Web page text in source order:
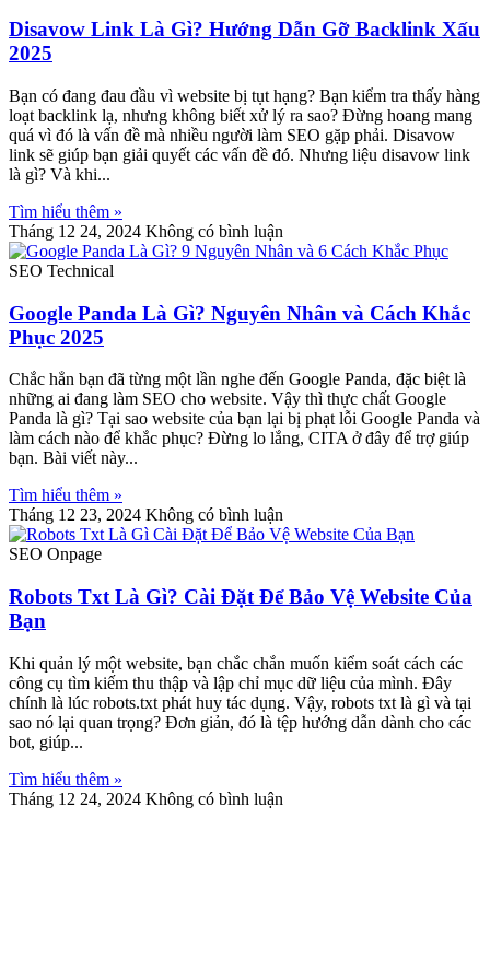
Disavow Link Là Gì? Hướng Dẫn Gỡ Backlink Xấu
2025
Bạn có đang đau đầu vì website bị tụt hạng? Bạn kiểm tra thấy hàng
loạt backlink lạ, nhưng không biết xử lý ra sao? Đừng hoang mang
quá vì đó là vấn đề mà nhiều người làm SEO gặp phải. Disavow
link sẽ giúp bạn giải quyết các vấn đề đó. Nhưng liệu disavow link
là gì? Và khi
Tìm hiểu thêm »
Tháng 12 24, 2024 Không có bình luận
SEO Technical
Google Panda Là Gì? Nguyên Nhân và Cách Khắc
Phục 2025
Chắc hẳn bạn đã từng một lần nghe đến Google Panda, đặc biệt là
những ai đang làm SEO cho website. Vậy thì thực chất Google
Panda là gì? Tại sao website của bạn lại bị phạt lỗi Google Panda và
làm cách nào để khắc phục? Đừng lo lắng, CITA ở đây để trợ giúp
bạn. Bài viết này
Tìm hiểu thêm »
Tháng 12 23, 2024 Không có bình luận
SEO Onpage
Robots Txt Là Gì? Cài Đặt Để Bảo Vệ Website Của
Bạn
Khi quản lý một website, bạn chắc chắn muốn kiểm soát cách các
công cụ tìm kiếm thu thập và lập chỉ mục dữ liệu của mình. Đây
chính là lúc robots.txt phát huy tác dụng. Vậy, robots txt là gì và tại
sao nó lại quan trọng? Đơn giản, đó là tệp hướng dẫn dành cho các
bot, giúp
Tìm hiểu thêm »
Tháng 12 24, 2024 Không có bình luận